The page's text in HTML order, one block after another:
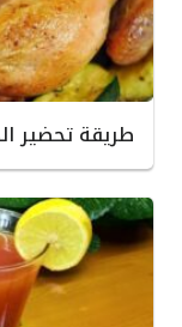
طريقة تحضير